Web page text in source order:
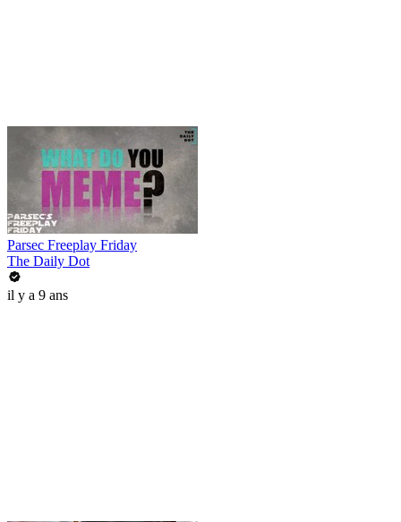
Parsec Freeplay Friday
The Daily Dot
il y a 9 ans